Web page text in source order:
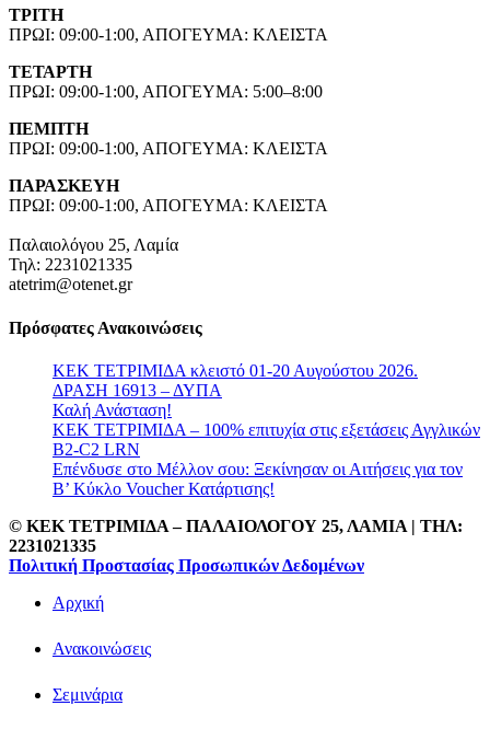
ΤΡΙΤΗ
ΠΡΩΙ: 09:00-1:00, ΑΠΟΓΕΥΜΑ: ΚΛΕΙΣΤΑ
ΤΕΤΑΡΤΗ
ΠΡΩΙ: 09:00-1:00, ΑΠΟΓΕΥΜΑ: 5:00–8:00
ΠΕΜΠΤΗ
ΠΡΩΙ: 09:00-1:00, ΑΠΟΓΕΥΜΑ: ΚΛΕΙΣΤΑ
ΠΑΡΑΣΚΕΥΗ
ΠΡΩΙ: 09:00-1:00, ΑΠΟΓΕΥΜΑ: ΚΛΕΙΣΤΑ
Παλαιολόγου 25, Λαμία
Τηλ: 2231021335
atetrim@otenet.gr
Πρόσφατες Ανακοινώσεις
ΚΕΚ ΤΕΤΡΙΜΙΔΑ κλειστό 01-20 Αυγούστου 2026.
ΔΡΑΣΗ 16913 – ΔΥΠΑ
Καλή Ανάσταση!
ΚΕΚ ΤΕΤΡΙΜΙΔΑ – 100% επιτυχία στις εξετάσεις Αγγλικών
B2-C2 LRN
Επένδυσε στο Μέλλον σου: Ξεκίνησαν οι Αιτήσεις για τον
Β’ Κύκλο Voucher Κατάρτισης!
© ΚΕΚ ΤΕΤΡΙΜΙΔΑ – ΠΑΛΑΙΟΛΟΓΟΥ 25, ΛΑΜΙΑ | TΗΛ:
2231021335
Πολιτική Προστασίας Προσωπικών Δεδομένων
Αρχική
Ανακοινώσεις
Σεμινάρια